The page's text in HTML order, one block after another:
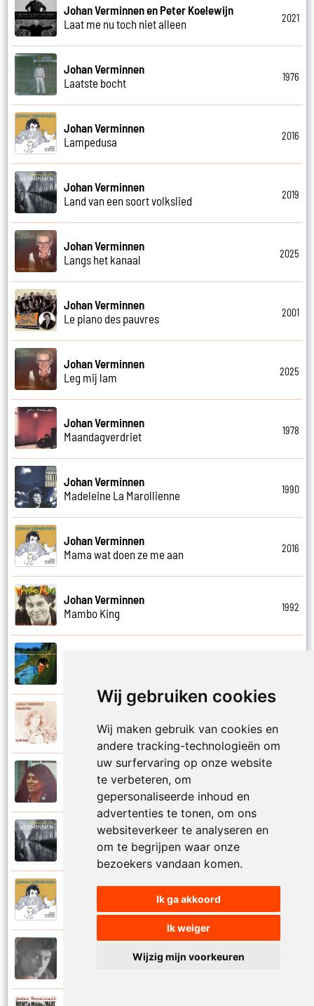
Wij gebruiken cookies
Wij maken gebruik van cookies en
andere tracking-technologieën om
uw surfervaring op onze website
te verbeteren, om
gepersonaliseerde inhoud en
advertenties te tonen, om ons
websiteverkeer te analyseren en
om te begrijpen waar onze
bezoekers vandaan komen.
Ik ga akkoord
Ik weiger
Wijzig mijn voorkeuren
Johan Verminnen en Peter Koelewijn
Laat me nu toch niet alleen
2021
Johan Verminnen
Laatste bocht
1976
Johan Verminnen
Lampedusa
2016
Johan Verminnen
Land van een soort volkslied
2019
Johan Verminnen
Langs het kanaal
2025
Johan Verminnen
Le piano des pauvres
2001
Johan Verminnen
Leg mij lam
2025
Johan Verminnen
Maandagverdriet
1978
Johan Verminnen
Madeleine La Marollienne
1990
Johan Verminnen
Mama wat doen ze me aan
2016
Johan Verminnen
Mambo King
1992
Marionet
Johan Verminnen
Johan Verminnen
Mayday
Meer dan zestig
Johan Verminnen